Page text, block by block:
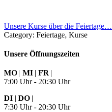
Unsere Kurse über die Feiertage…
Category: Feiertage, Kurse
Unsere Öffnungszeiten
MO | MI | FR |
7:00 Uhr - 20:30 Uhr
DI | DO |
7:30 Uhr - 20:30 Uhr